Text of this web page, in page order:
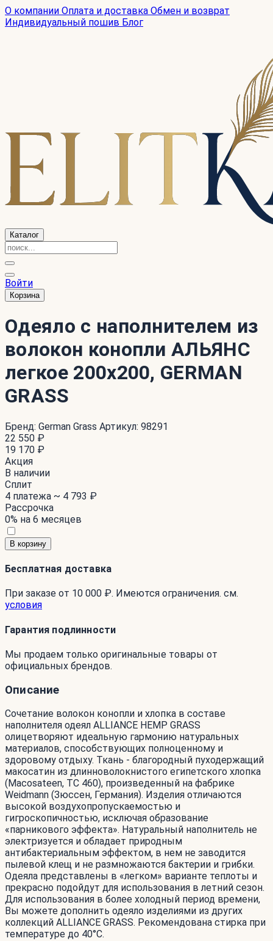
О компании Оплата и доставка Обмен и возврат
Индивидуальный пошив Блог
Каталог
Войти
Корзина
Одеяло с наполнителем из
волокон конопли АЛЬЯНС
легкое 200x200, GERMAN
GRASS
Бренд: German Grass Артикул: 98291
22 550 ₽
19 170 ₽
Акция
В наличии
Сплит
4 платежа ~ 4 793 ₽
Рассрочка
0% на 6 месяцев
В корзину
Бесплатная доставка
При заказе от 10 000 ₽. Имеются ограничения. см.
условия
Гарантия подлинности
Мы продаем только оригинальные товары от
официальных брендов.
Описание
Сочетание волокон конопли и хлопка в составе
наполнителя одеял ALLIANCE HEMP GRASS
олицетворяют идеальную гармонию натуральных
материалов, способствующих полноценному и
здоровому отдыху. Ткань - благородный пуходержащий
макосатин из длинноволокнистого египетского хлопка
(Macosateen, TC 460), произведенный на фабрике
Weidmann (Зюссен, Германия). Изделия отличаются
высокой воздухопропускаемостью и
гигроскопичностью, исключая образование
«парникового эффекта». Натуральный наполнитель не
электризуется и обладает природным
антибактериальным эффектом, в нем не заводится
пылевой клещ и не размножаются бактерии и грибки.
Одеяла представлены в «легком» варианте теплоты и
прекрасно подойдут для использования в летний сезон.
Для использования в более холодный период времени,
Вы можете дополнить одеяло изделиями из других
коллекций ALLIANCE GRASS. Рекомендована стирка при
температуре до 40°С.